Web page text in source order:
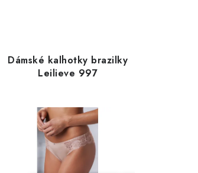
Dámské kalhotky brazilky
Leilieve 997